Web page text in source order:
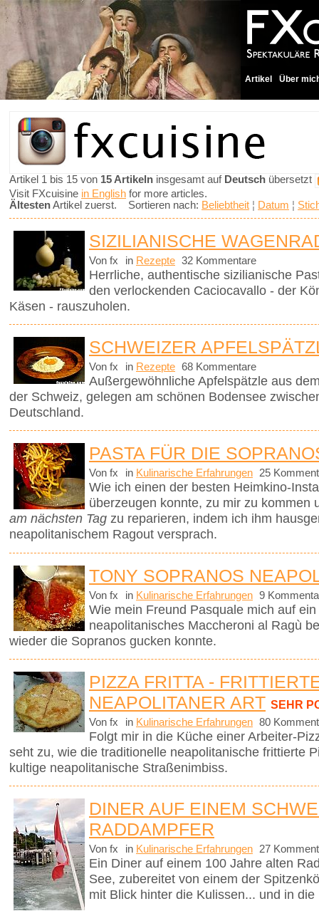
Artikel Über
Artikel 1 bis 15 von 15 Artikeln insgesamt auf Deutsch übersetzt
Visit FXcuisine in English for more articles.
ÄltestenArtikel zuerst. Sortieren nach: Beliebtheit ¦ Datum ¦
SIZILIANISCHE
Von fx in Rezepte 32 Kommentare
Herrliche, authentische sizilianische
den verlockenden Caciocavallo - der
Käsen - rauszuholen.
SCHWEIZER
Von fx in Rezepte 68 Kommentare
Außergewöhnliche Apfelspätzle aus
der Schweiz, gelegen am schönen Bodensee
Deutschland.
PASTA FÜR DIE
Von fx in Kulinarische Erfahrungen 25
Wie ich einen der besten Heimkino-
überzeugen konnte, zu mir zu kommen
am nächsten Tag zu reparieren, indem ich ihm
neapolitanischem Ragout versprach.
TONY SOPRANOS
Von fx in Kulinarische Erfahrungen 9
Wie mein Freund Pasquale mich auf
neapolitanisches Maccheroni al Ragù
wieder die Sopranos gucken konnte.
PIZZA FRITTA -
NEAPOLITANER ART SEHR
Von fx in Kulinarische Erfahrungen 80
Folgt mir in die Küche einer Arbeiter-
seht zu, wie die traditionelle neapolitanische frittierte
kultige neapolitanische Straßenimbiss.
DINER AUF EINEM
RADDAMPFER
Von fx in Kulinarische Erfahrungen 27
Ein Diner auf einem 100 Jahre alten
See, zubereitet von einem der
mit Blick hinter die Kulissen... und in die